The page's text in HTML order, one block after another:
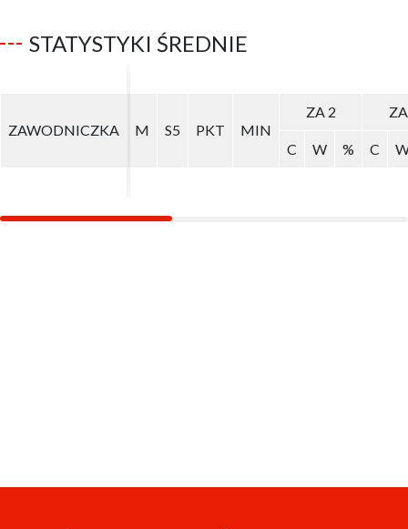
STATYSTYKI ŚREDNIE
ZAWODNICZKA M S5 PKT MIN
ZA 2
C W % C
ZAWODNICZKA M S5 PKT MIN
ZA 2
C W % C